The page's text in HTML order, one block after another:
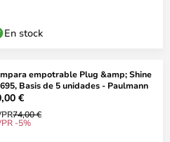
En stock
empotrable Plug &amp; Shine
Basis de 5 unidades - Paulmann
€
74,00 €
-5%